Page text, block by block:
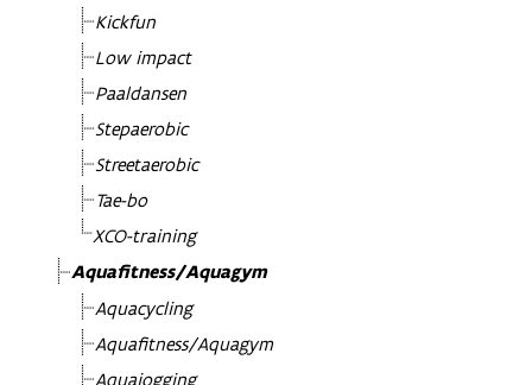
Kickfun
Low impact
Paaldansen
Stepaerobic
Streetaerobic
Tae-bo
XCO-training
Aquafitness/Aquagym
Aquacycling
Aquafitness/Aquagym
Aquajogging